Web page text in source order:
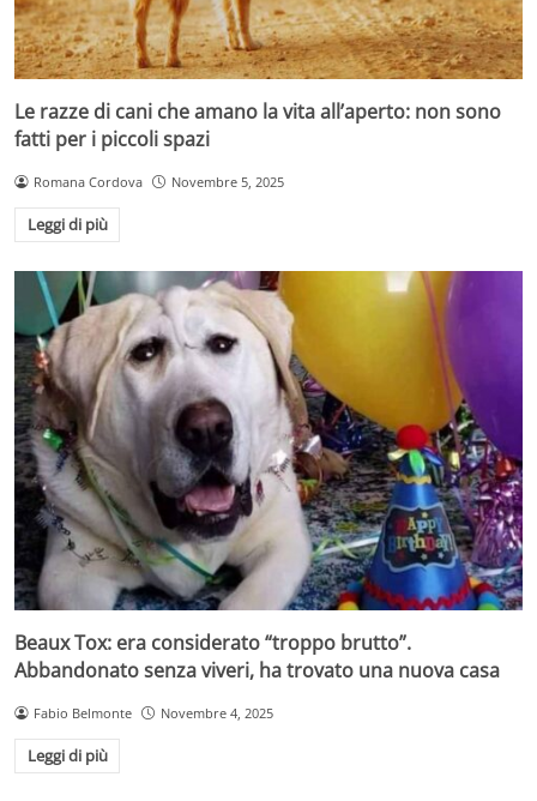
Le razze di cani che amano la vita all’aperto: non sono
fatti per i piccoli spazi
Romana Cordova Novembre 5, 2025
Leggi di più
Beaux Tox: era considerato “troppo brutto”.
Abbandonato senza viveri, ha trovato una nuova casa
Fabio Belmonte Novembre 4, 2025
Leggi di più